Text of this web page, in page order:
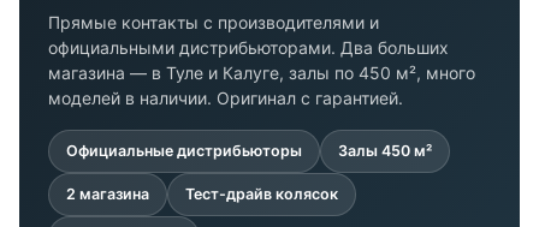
Прямые контакты с производителями и
официальными дистрибьюторами. Два больших
магазина — в Туле и Калуге, залы по 450 м², много
моделей в наличии. Оригинал с гарантией.
Официальные дистрибьюторы Залы 450 м²
2 магазина Тест-драйв колясок